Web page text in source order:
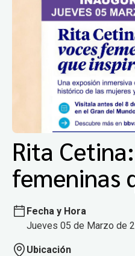
Rita
femeninas
Fecha y Hora
Jueves 05 de Marzo de
Ubicación